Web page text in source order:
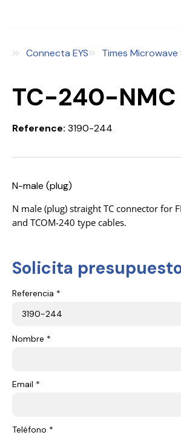
Connecta EYS Times Microwave
TC-240-NMC
Reference: 3190-244
N-male (plug)
N male (plug) straight TC connector for
and TCOM-240 type cables.
Solicita
Referencia *
Nombre *
Email *
Teléfono *